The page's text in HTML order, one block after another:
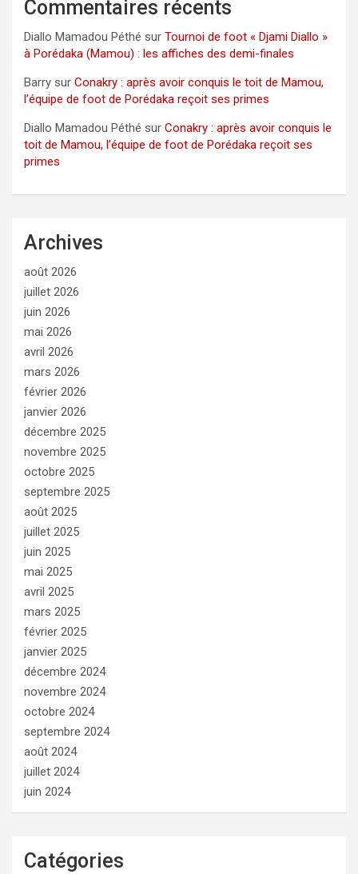
Commentaires récents
Diallo Mamadou Péthé sur Tournoi de foot « Djami Diallo »
à Porédaka (Mamou) : les affiches des demi-finales
Barry sur Conakry : après avoir conquis le toit de Mamou,
l’équipe de foot de Porédaka reçoit ses primes
Diallo Mamadou Péthé sur Conakry : après avoir conquis le
toit de Mamou, l’équipe de foot de Porédaka reçoit ses
primes
Archives
août 2026
juillet 2026
juin 2026
mai 2026
avril 2026
mars 2026
février 2026
janvier 2026
décembre 2025
novembre 2025
octobre 2025
septembre 2025
août 2025
juillet 2025
juin 2025
mai 2025
avril 2025
mars 2025
février 2025
janvier 2025
décembre 2024
novembre 2024
octobre 2024
septembre 2024
août 2024
juillet 2024
juin 2024
Catégories